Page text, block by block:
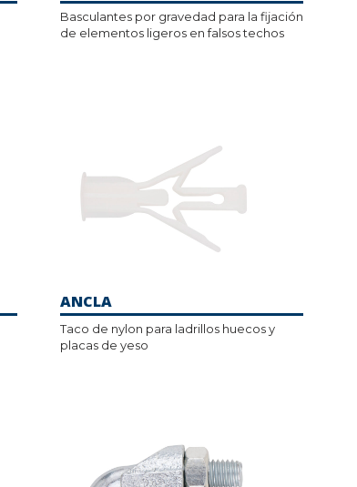
Basculantes por gravedad para la fijación
de elementos ligeros en falsos techos
ANCLA
Taco de nylon para ladrillos huecos y
placas de yeso